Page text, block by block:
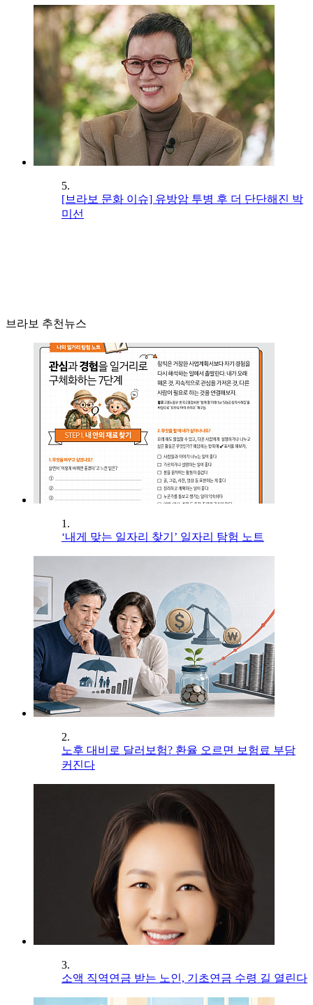
5.
[브라보 문화 이슈] 유방암 투병 후 더 단단해진 박
미선
브라보 추천뉴스
1.
‘내게 맞는 일자리 찾기’ 일자리 탐험 노트
2.
노후 대비로 달러보험? 환율 오르면 보험료 부담
커진다
3.
소액 직역연금 받는 노인, 기초연금 수령 길 열린다